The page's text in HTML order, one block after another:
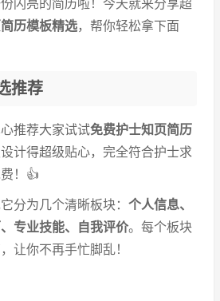
历模板精选，帮你轻松拿下面
推荐
推荐大家试试免费护士知页简历
计得超级贴心，完全符合护士求
！👍
分为几个清晰板块： 个人信息、
专业技能、自我评价。每个板块
让你不再手忙脚乱！